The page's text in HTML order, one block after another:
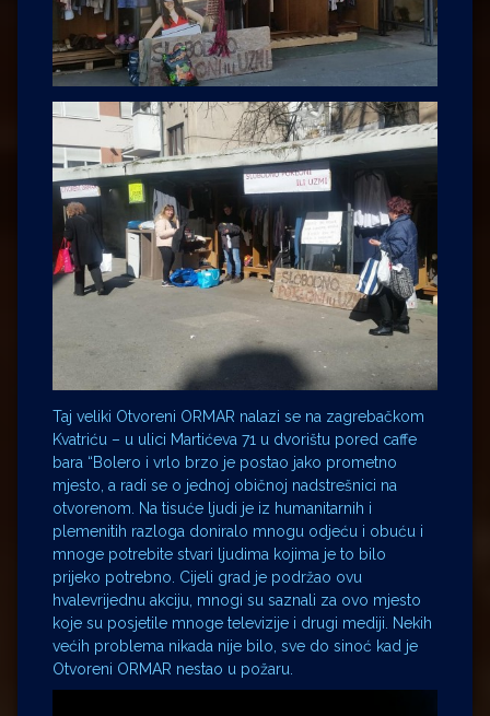
Taj veliki Otvoreni ORMAR nalazi se na zagrebačkom
Kvatriću – u ulici Martićeva 71 u dvorištu pored caffe
bara “Bolero i vrlo brzo je postao jako prometno
mjesto, a radi se o jednoj običnoj nadstrešnici na
otvorenom. Na tisuće ljudi je iz humanitarnih i
plemenitih razloga doniralo mnogu odjeću i obuću i
mnoge potrebite stvari ljudima kojima je to bilo
prijeko potrebno. Cijeli grad je podržao ovu
hvalevrijednu akciju, mnogi su saznali za ovo mjesto
koje su posjetile mnoge televizije i drugi mediji. Nekih
većih problema nikada nije bilo, sve do sinoć kad je
Otvoreni ORMAR nestao u požaru.